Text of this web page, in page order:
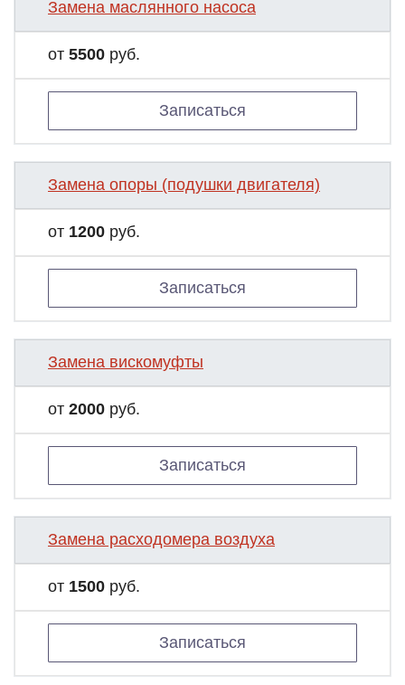
Замена маслянного насоса
от 5500 руб.
Записаться
Замена опоры (подушки двигателя)
от 1200 руб.
Записаться
Замена вискомуфты
от 2000 руб.
Записаться
Замена расходомера воздуха
от 1500 руб.
Записаться